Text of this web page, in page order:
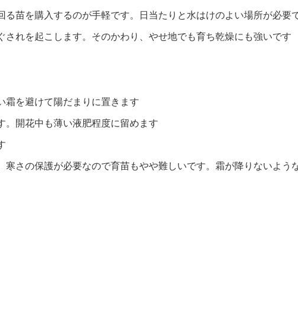
苗を購入するのが手軽です。日当たりと水はけのよい場所が必要
れを起こします。そのかわり、やせ地でも育ち乾燥にも強いです
霜を避けて陽だまりに置きます
。開花中も薄い液肥程度に留めます
寒さの保護が必要なので育苗もやや難しいです。霜が降りないよ